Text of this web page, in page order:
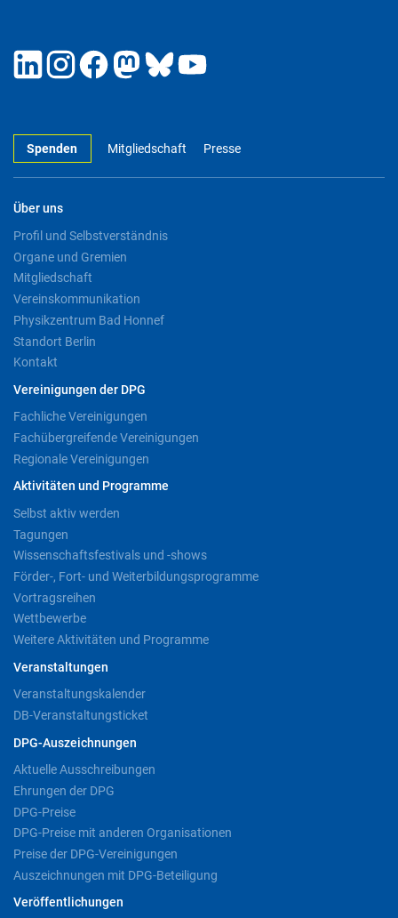
Spenden Mitgliedschaft Presse
Über uns
Profil und Selbstverständnis
Organe und Gremien
Mitgliedschaft
Vereinskommunikation
Physikzentrum Bad Honnef
Standort Berlin
Kontakt
Vereinigungen der DPG
Fachliche Vereinigungen
Fachübergreifende Vereinigungen
Regionale Vereinigungen
Aktivitäten und Programme
Selbst aktiv werden
Tagungen
Wissenschaftsfestivals und -shows
Förder-, Fort- und Weiterbildungsprogramme
Vortragsreihen
Wettbewerbe
Weitere Aktivitäten und Programme
Veranstaltungen
Veranstaltungskalender
DB-Veranstaltungsticket
DPG-Auszeichnungen
Aktuelle Ausschreibungen
Ehrungen der DPG
DPG-Preise
DPG-Preise mit anderen Organisationen
Preise der DPG-Vereinigungen
Auszeichnungen mit DPG-Beteiligung
Veröffentlichungen